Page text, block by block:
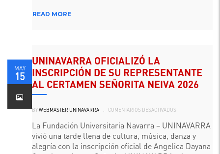
READ MORE
MAY
15
UNINAVARRA OFICIALIZÓ LA
INSCRIPCIÓN DE SU REPRESENTANTE
AL CERTAMEN SEÑORITA NEIVA 2026
BYWEBMASTER UNINAVARRA COMENTARIOS DESACTIVADOS
LA
INSCRIPCIÓN
DE
SU
REPRESENTANTE
La Fundación Universitaria Navarra – UNINAVARRA
vivió una tarde llena de cultura, música, danza y
alegría con la inscripción oficial de Angelica Dayana